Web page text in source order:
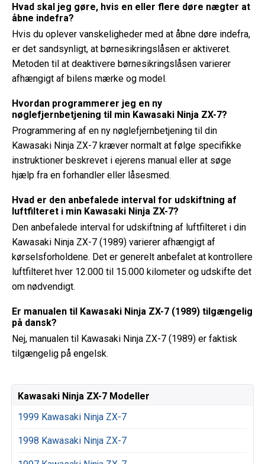
Hvad skal jeg gøre, hvis en eller flere døre nægter at
åbne indefra?
Hvis du oplever vanskeligheder med at åbne døre indefra,
er det sandsynligt, at børnesikringslåsen er aktiveret.
Metoden til at deaktivere børnesikringslåsen varierer
afhængigt af bilens mærke og model.
Hvordan programmerer jeg en ny
nøglefjernbetjening til min Kawasaki Ninja ZX-7?
Programmering af en ny nøglefjernbetjening til din
Kawasaki Ninja ZX-7 kræver normalt at følge specifikke
instruktioner beskrevet i ejerens manual eller at søge
hjælp fra en forhandler eller låsesmed.
Hvad er den anbefalede interval for udskiftning af
luftfilteret i min Kawasaki Ninja ZX-7?
Den anbefalede interval for udskiftning af luftfilteret i din
Kawasaki Ninja ZX-7 (1989) varierer afhængigt af
kørselsforholdene. Det er generelt anbefalet at kontrollere
luftfilteret hver 12.000 til 15.000 kilometer og udskifte det
om nødvendigt.
Er manualen til Kawasaki Ninja ZX-7 (1989) tilgængelig
på dansk?
Nej, manualen til Kawasaki Ninja ZX-7 (1989) er faktisk
tilgængelig på engelsk.
Kawasaki Ninja ZX-7 Modeller
1999 Kawasaki Ninja ZX-7
1998 Kawasaki Ninja ZX-7